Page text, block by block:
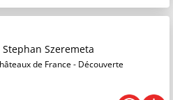
Stephan Szeremeta
de France - Découverte